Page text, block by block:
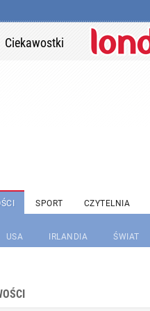
Ciekawostki
SPORT CZYTELNIA
USA IRLANDIA ŚWIAT